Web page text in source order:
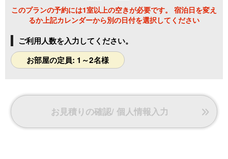
このプランの予約には1室以上の空きが必要です。 宿泊日を変え
るか上記カレンダーから別の日付を選択してください
ご利用人数を入力してください。
お部屋の定員: 1～2名様
お見積りの確認/ 個人情報入力